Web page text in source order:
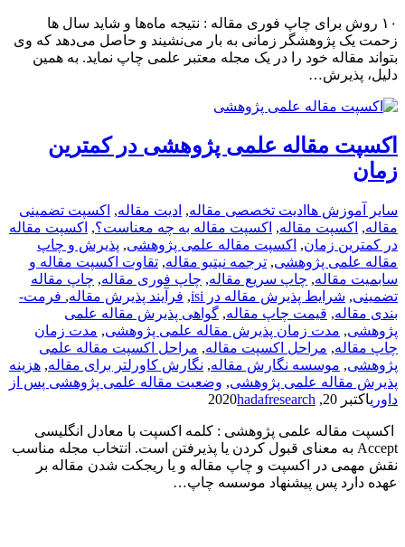
۱۰ روش برای چاپ فوری مقاله : نتیجه ماه‌ها و شاید سال ها
زحمت یک پژوهشگر زمانی به بار می‌نشیند و حاصل می‌دهد که وی
بتواند مقاله خود را در یک مجله معتبر علمی چاپ نماید. به همین
دلیل، پذیرش…
اکسپت مقاله علمی پژوهشی در کمترین
زمان
سایر آموزش ها ادیت تخصصی مقاله, ادیت مقاله, اکسپت تضمینی
مقاله, اکسپت مقاله, اکسپت مقاله به چه معناست؟, اکسپت مقاله
در کمترین زمان, اکسپت مقاله علمی پژوهشی, پذیرش و چاپ
مقاله علمی پژوهشی, ترجمه نیتیو مقاله, تقاوت اکسپت مقاله و
سابمیت مقاله, چاپ سریع مقاله, چاپ فوری مقاله, چاپ مقاله
تضمینی, شرایط پذیرش مقاله در isi , فرآیند پذیرش مقاله, فرمت­
بندی مقاله, قیمت چاپ مقاله, گواهی پذیرش مقاله علمی
پژوهشی, مدت زمان پذیرش مقاله علمی پژوهشی, مدت زمان
چاپ مقاله, مراحل اکسپت مقاله, مراحل اکسپت مقاله علمی
پژوهشی, موسسه نگارش مقاله, نگارش کاورلتر برای مقاله, هزینه
پذیرش مقاله علمی پژوهشی, وضعیت مقاله علمی پژوهشی پس از
داوریاکتبر 20, 2020 hadafresearch
اکسپت مقاله علمی پژوهشی : کلمه اکسپت با معادل انگلیسی
Accept به معنای قبول کردن یا پذیرفتن است. انتخاب مجله مناسب
نقش مهمی در اکسپت و چاپ مقاله و یا ریجکت شدن مقاله بر
عهده دارد پس پیشنهاد موسسه چاپ…